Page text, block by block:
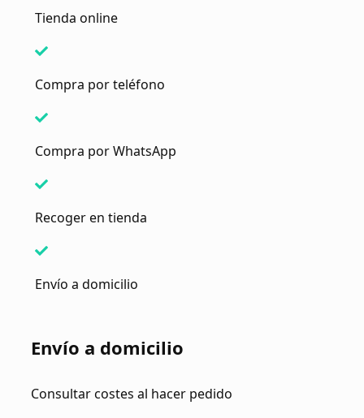
Tienda online
Compra por teléfono
Compra por WhatsApp
Recoger en tienda
Envío a domicilio
Envío a domicilio
Consultar costes al hacer pedido